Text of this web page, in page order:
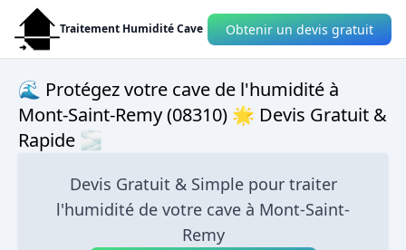
Traitement Humidité Cave Obtenir un devis gratuit
🌊 Protégez votre cave de l'humidité à
Mont-Saint-Remy (08310) 🌟 Devis Gratuit &
Rapide 🌫
Devis Gratuit & Simple pour traiter
l'humidité de votre cave à Mont-Saint-
Remy